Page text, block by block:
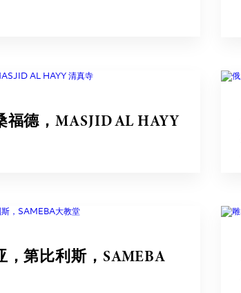
福德，MASJID AL HAYY
，第比利斯，SAMEBA